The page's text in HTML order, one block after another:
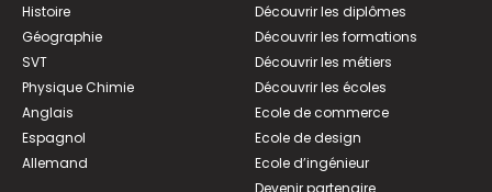
Histoire
Géographie
SVT
Physique Chimie
Anglais
Espagnol
Allemand
Découvrir les diplômes
Découvrir les formations
Découvrir les métiers
Découvrir les écoles
Ecole de commerce
Ecole de design
Ecole d’ingénieur
Devenir partenaire